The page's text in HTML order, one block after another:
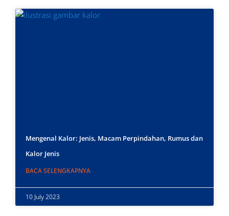
Mengenal Kalor: Jenis, Macam Perpindahan, Rumus dan
Kalor Jenis
BACA SELENGKAPNYA
10 July 2023